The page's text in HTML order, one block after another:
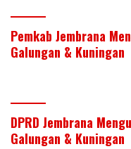
itt
er
k
e
e
b
k
s
Pemkab Jembrana
Galungan & Kuningan
DPRD Jembrana
Galungan & Kuningan